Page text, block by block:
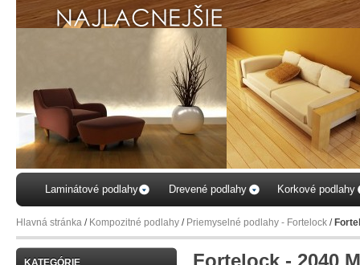
Laminátové podlahy Drevené podlahy Korkové podlahy
Hlavná stránka / Kompozitné podlahy / Priemyselné podlahy - Fortelock /
KATEGÓRIE